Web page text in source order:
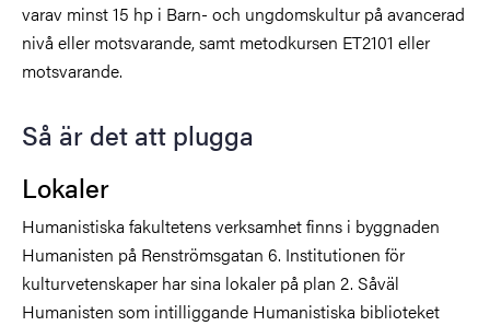
varav minst 15 hp i Barn- och ungdomskultur på avancerad
nivå eller motsvarande, samt metodkursen ET2101 eller
motsvarande.
Så är det att plugga
Lokaler
Humanistiska fakultetens verksamhet finns i byggnaden
Humanisten på Renströmsgatan 6. Institutionen för
kulturvetenskaper har sina lokaler på plan 2. Såväl
Humanisten som intilliggande Humanistiska biblioteket